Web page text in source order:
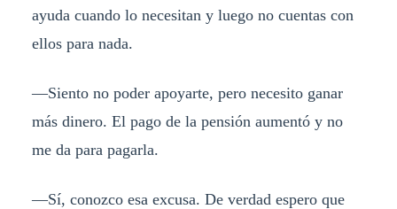
ayuda cuando lo necesitan y luego no cuentas con
ellos para nada.
—Siento no poder apoyarte, pero necesito ganar
más dinero. El pago de la pensión aumentó y no
me da para pagarla.
—Sí, conozco esa excusa. De verdad espero que